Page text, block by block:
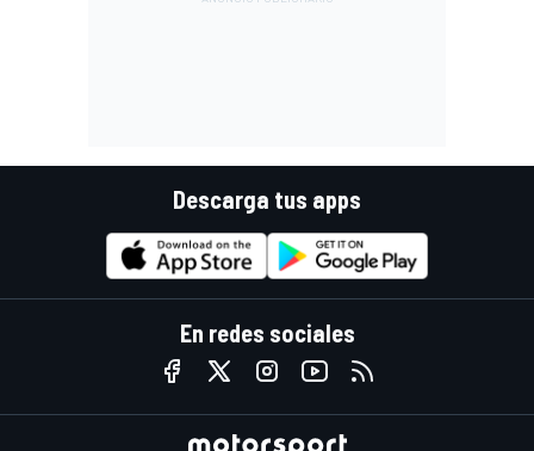
Descarga tus apps
En redes sociales